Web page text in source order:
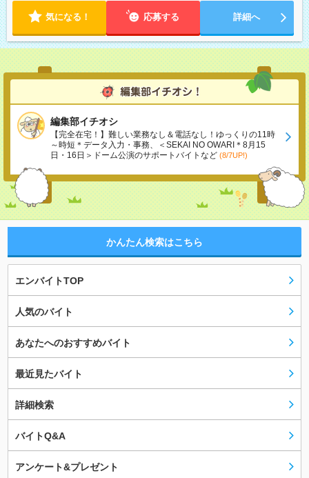
気になる！ 応募する 詳細へ
編集部イチオシ
【完全在宅！】難しい業務なし＆電話なし！ゆっくりの11時
～時短＊データ入力・事務、＜SEKAI NO OWARI＊8月15
日・16日＞ドーム公演のサポートバイトなど (8/7UP!)
かんたん検索はこちら
エンバイトTOP
人気のバイト
あなたへのおすすめバイト
最近見たバイト
詳細検索
バイトQ&A
アンケート&プレゼント